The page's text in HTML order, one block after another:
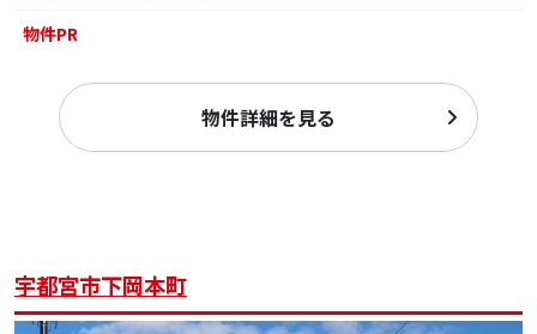
物件PR
物件詳細を見る
宇都宮市下岡本町